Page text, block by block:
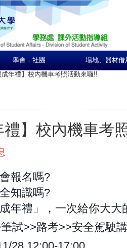
學會．社團 場地、器材借
成年禮】校內機車考照活動來囉!!
禮】校內機車考
報名嗎?
知識嗎?
年禮」，一次給你大大
試>>路考>>安全駕駛